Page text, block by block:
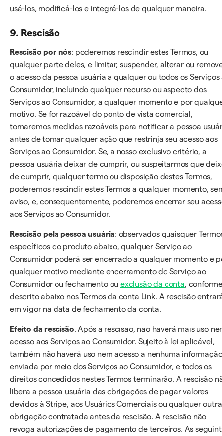
usá-los, modificá-los e integrá-los de qualquer maneira.
9. Rescisão
Rescisão por nós: poderemos rescindir estes Termos, ou
qualquer parte deles, e limitar, suspender, alterar ou
o acesso da pessoa usuária a qualquer ou todos os Serviços
Consumidor, incluindo qualquer recurso ou aspecto dos
Serviços ao Consumidor, a qualquer momento e por
motivo. Se for razoável do ponto de vista comercial,
tomaremos medidas razoáveis para notificar a pessoa
antes de tomar qualquer ação que restrinja seu acesso aos
Serviços ao Consumidor. Se, a nosso exclusivo critério, a
pessoa usuária deixar de cumprir, ou suspeitarmos que
de cumprir, qualquer termo ou disposição destes Termos,
poderemos rescindir estes Termos a qualquer momento,
aviso, e, consequentemente, poderemos encerrar seu
aos Serviços ao Consumidor.
Rescisão pela pessoa usuária: observados quaisquer
específicos do produto abaixo, qualquer Serviço ao
Consumidor poderá ser encerrado a qualquer momento e
qualquer motivo mediante encerramento do Serviço ao
Consumidor ou fechamento ou exclusão da conta,
descrito abaixo nos Termos da conta Link. A rescisão
em vigor na data de fechamento da conta.
Efeito da rescisão. Após a rescisão, não haverá mais uso
acesso aos Serviços ao Consumidor. Sujeito à lei aplicável,
também não haverá uso nem acesso a nenhuma informação
enviada por meio dos Serviços ao Consumidor, e todos os
direitos concedidos nestes Termos terminarão. A rescisão
libera a pessoa usuária das obrigações de pagar valores
devidos à Stripe, aos Usuários Comerciais ou qualquer outra
obrigação contratada antes da rescisão. A rescisão não
revoga autorizações de pagamento de terceiros. As